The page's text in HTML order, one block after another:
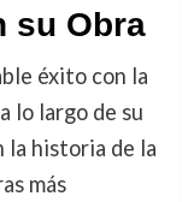
su Obra
éxito con la
lo largo de su
la historia de la
más